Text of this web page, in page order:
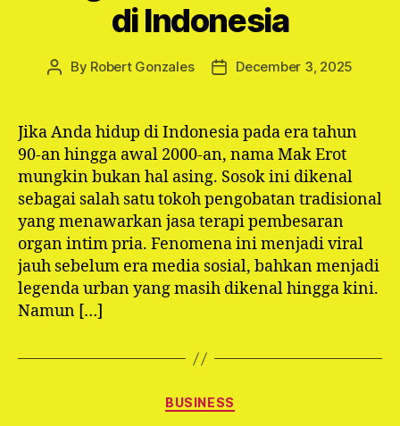
di Indonesia
Post
By Robert Gonzales
PostDecember 3, 2025
Jika Anda hidup di Indonesia pada era tahun
90-an hingga awal 2000-an, nama Mak Erot
mungkin bukan hal asing. Sosok ini dikenal
sebagai salah satu tokoh pengobatan tradisional
yang menawarkan jasa terapi pembesaran
organ intim pria. Fenomena ini menjadi viral
jauh sebelum era media sosial, bahkan menjadi
legenda urban yang masih dikenal hingga kini.
Namun […]
Categories
BUSINESS